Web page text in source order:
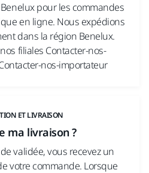
pour les commandes
en ligne. Nous expédions
dans la région Benelux.
filiales Contacter-nos-
nos-importateur
ET LIVRAISON
ma livraison ?
validée, vous recevez un
votre commande. Lorsque